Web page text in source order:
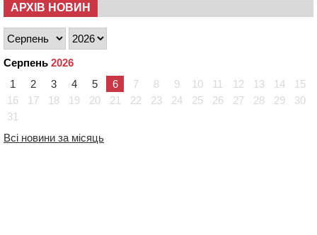
АРХІВ НОВИН
Серпень 2026
1
2 3 4 5 6 7 8 9 10 11 12 13 14
15
16
17 18 19 20 21 22 23 24 25 26 27 28 29
30
31
Всі новини за місяць